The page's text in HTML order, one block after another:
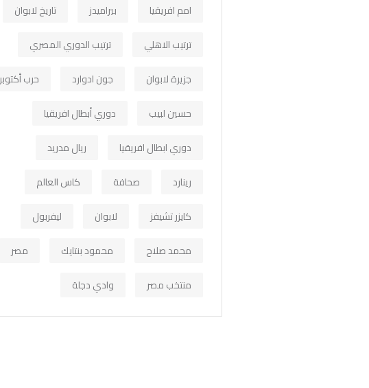
امم افريقيا
بيراميدز
تاريخ لابوان
ترتيب الاهلي
ترتيب الدوري المصري
جزيرة لابوان
جون ادوارد
حرب أكتوبر
حسين لبيب
دوري أبطال افريقيا
دوري ابطال افريقيا
ريال مدريد
رينارد
صحافة
كاس العالم
كايزر تشيفز
لابوان
ليفربول
محمد صلاح
محمود بنتايك
مصر
منتخب مصر
وادي دجلة